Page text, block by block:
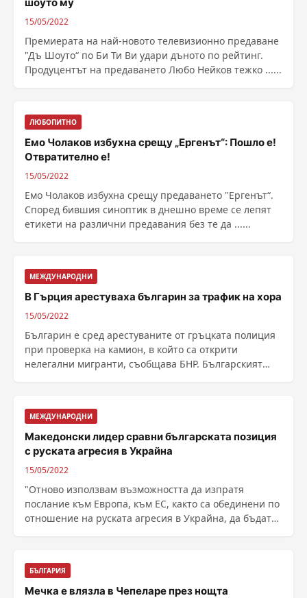
15/05/2022
Премиерата на най-новото телевизионно предаване
"Дъ Шоуто“ по Би Ти Ви удари дъното по рейтинг.
Продуцентът на предаването Любо Нейков тежко ......
ЛЮБОПИТНО
Емо Чолаков избухна срещу „Ергенът“: Пошло е!
Отвратително е!
15/05/2022
Емо Чолаков избухна срещу предаването "Ергенът“.
Според бившия синоптик в днешно време се лепят
етикети на различни предавания без те да ......
МЕЖДУНАРОДНИ
В Гърция арестуваха българин за трафик на хора
15/05/2022
Българин е сред арестуваните от гръцката полиция
при проверка на камион, в който са открити
нелегални мигранти, съобщава БНР. Българският
МЕЖДУНАРОДНИ
Македонски лидер сравни българската позиция
с руската агресия в Украйна
15/05/2022
"Отново използвам възможността да изпратя
послание към Европа, към ЕС, както са обединени по
отношение на руската агресия в Украйна, да бъдат
БЪЛГАРИЯ
Мечка е влязла в Чепеларе през нощта